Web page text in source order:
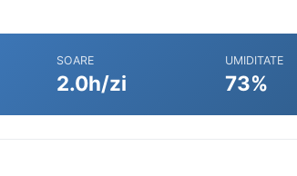
SOARE
2.0h/zi
UMIDITATE
73%